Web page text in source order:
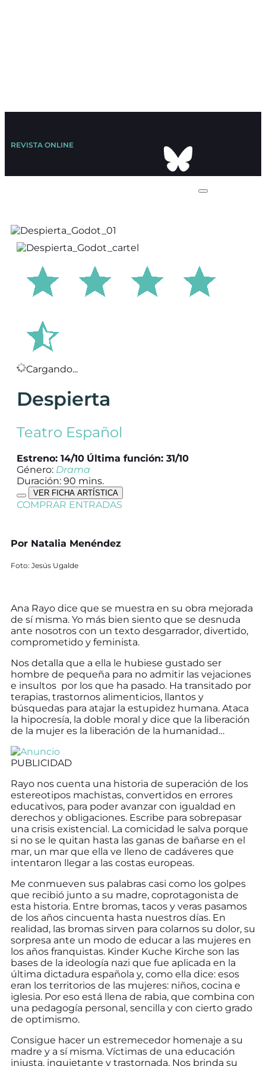
REVISTA ONLINE
Cargando...
Despierta
Teatro Español
Estreno: 14/10 Última función: 31/10
Género: Drama
Duración: 90 mins.
VER FICHA ARTÍSTICA
COMPRAR ENTRADAS
Por Natalia Menéndez
Foto: Jesús Ugalde
Ana Rayo dice que se muestra en su obra mejorada
de sí misma. Yo más bien siento que se desnuda
ante nosotros con un texto desgarrador, divertido,
comprometido y feminista.
Nos detalla que a ella le hubiese gustado ser
hombre de pequeña para no admitir las vejaciones
e insultos por los que ha pasado. Ha transitado por
terapias, trastornos alimenticios, llantos y
búsquedas para atajar la estupidez humana. Ataca
la hipocresía, la doble moral y dice que la liberación
de la mujer es la liberación de la humanidad…
PUBLICIDAD
Rayo nos cuenta una historia de superación de los
estereotipos machistas, convertidos en errores
educativos, para poder avanzar con igualdad en
derechos y obligaciones. Escribe para sobrepasar
una crisis existencial. La comicidad le salva porque
si no se le quitan hasta las ganas de bañarse en el
mar, un mar que ella ve lleno de cadáveres que
intentaron llegar a las costas europeas.
Me conmueven sus palabras casi como los golpes
que recibió junto a su madre, coprotagonista de
esta historia. Entre bromas, tacos y veras pasamos
de los años cincuenta hasta nuestros días. En
realidad, las bromas sirven para colarnos su dolor, su
sorpresa ante un modo de educar a las mujeres en
los años franquistas. Kinder Kuche Kirche son las
bases de la ideología nazi que fue aplicada en la
última dictadura española y, como ella dice: esos
eran los territorios de las mujeres: niños, cocina e
iglesia. Por eso está llena de rabia, que combina con
una pedagogía personal, sencilla y con cierto grado
de optimismo.
Consigue hacer un estremecedor homenaje a su
madre y a sí misma. Víctimas de una educación
injusta, inquietante y trastornada. Nos brinda su